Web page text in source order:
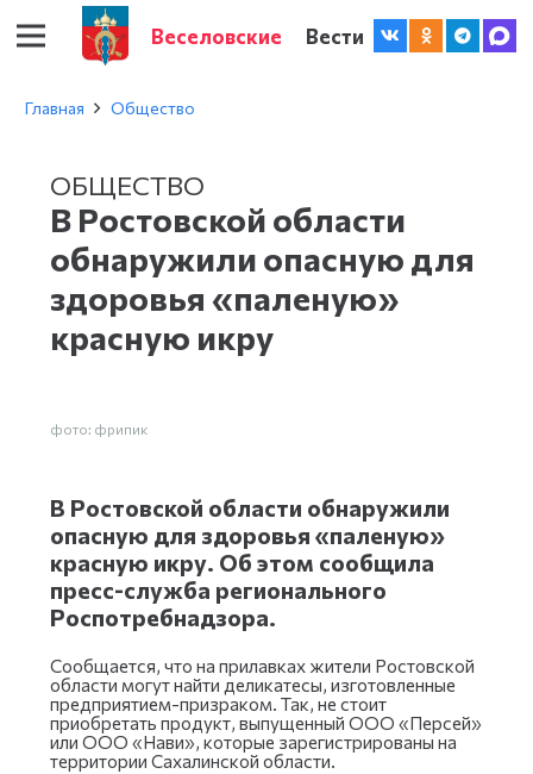
Веселовские Вести
Главная Общество
ОБЩЕСТВО
В Ростовской области
обнаружили опасную для
здоровья «паленую»
красную икру
фото: фрипик
В Ростовской области обнаружили
опасную для здоровья «паленую»
красную икру. Об этом сообщила
пресс-служба регионального
Роспотребнадзора.
Сообщается, что на прилавках жители Ростовской
области могут найти деликатесы, изготовленные
предприятием-призраком. Так, не стоит
приобретать продукт, выпущенный ООО «Персей»
или ООО «Нави», которые зарегистрированы на
территории Сахалинской области.